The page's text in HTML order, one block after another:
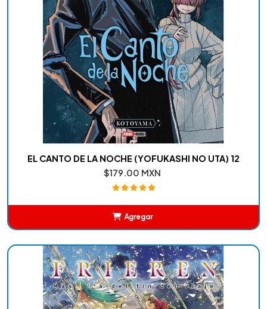
EL CANTO DE LA NOCHE (YOFUKASHI NO UTA) 12
$179.00 MXN
Agregar